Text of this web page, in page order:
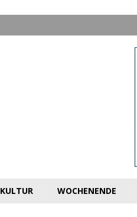
KULTUR WOCHENENDE